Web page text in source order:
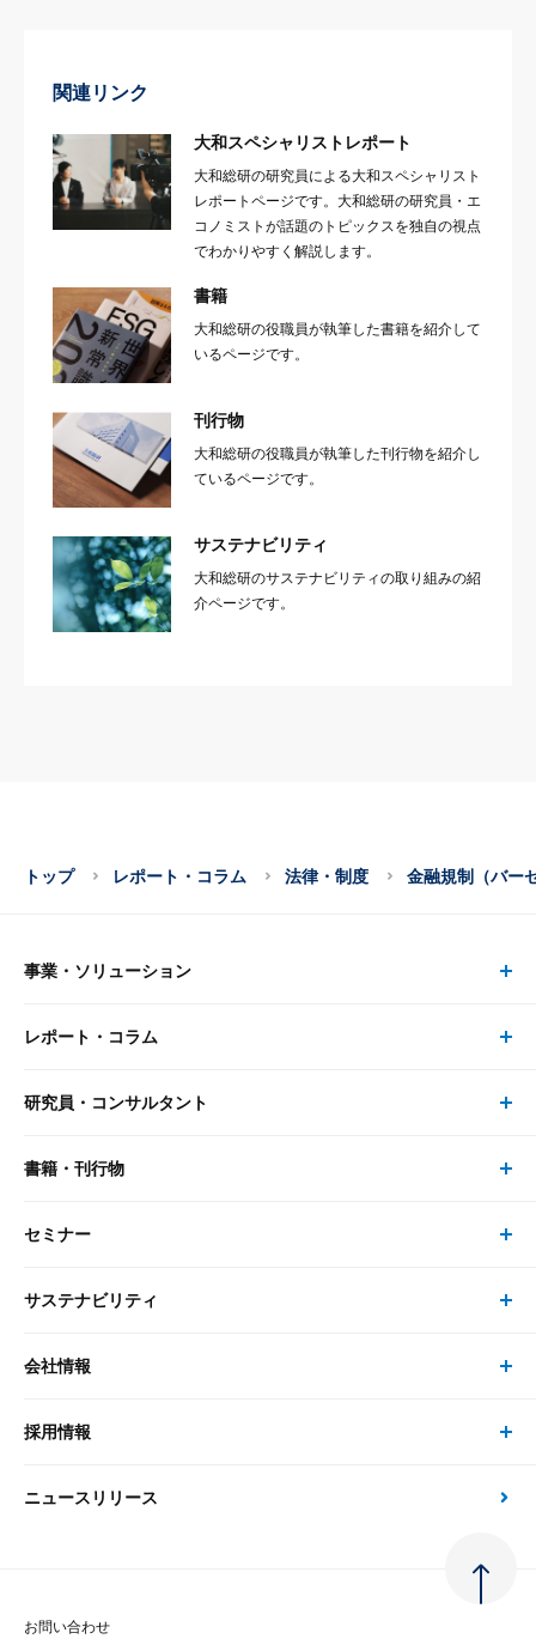
関連リンク
大和スペシャリストレポート
大和総研の研究員による大和スペシャリスト
レポートページです。大和総研の研究員・エ
コノミストが話題のトピックスを独自の視点
でわかりやすく解説します。
書籍
大和総研の役職員が執筆した書籍を紹介して
いるページです。
刊行物
大和総研の役職員が執筆した刊行物を紹介し
ているページです。
サステナビリティ
大和総研のサステナビリティの取り組みの紹
介ページです。
トップ レポート・コラム 法律・制度 金融規制（バー
事業・ソリューション
事業・ソリューション トップ
リサーチ
大和総研の強み
先端テクノロジーに基づく新たな価値の創出
レポート・コラム
レポート・コラム トップ
最新のレポート・コラム
政策分析
研究員・コンサルタント
研究員・コンサルタント トップ
研究員
書籍・刊行物
書籍・刊行物 トップ
書籍
セミナー
セミナー トップ
現在受付中のセミナー・イベント
サステナビリティ
サステナビリティの取り組み
次世代社会への貢献
会社情報
会社情報 トップ
会社概要・役員一覧
採用情報
採用情報 トップ
ニュースリリース
お問い合わせ